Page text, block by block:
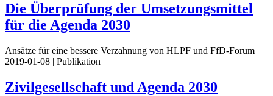
Die Überprüfung der Umsetzungsmittel
für die Agenda 2030
Ansätze für eine bessere Verzahnung von HLPF und FfD-Forum
2019-01-08 | Publikation
Zivilgesellschaft und Agenda 2030